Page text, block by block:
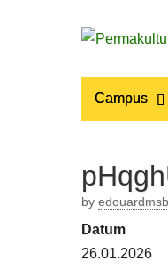
–
Main
menu
Campus
by edouardmsb
Datum
26.01.2026